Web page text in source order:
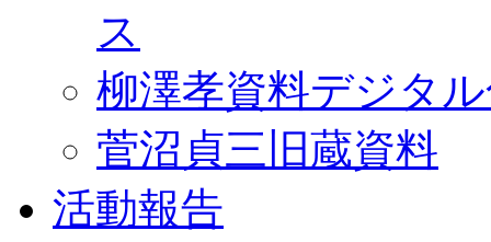
ス
柳澤孝資料デジタ
菅沼貞三旧蔵資料
活動報告